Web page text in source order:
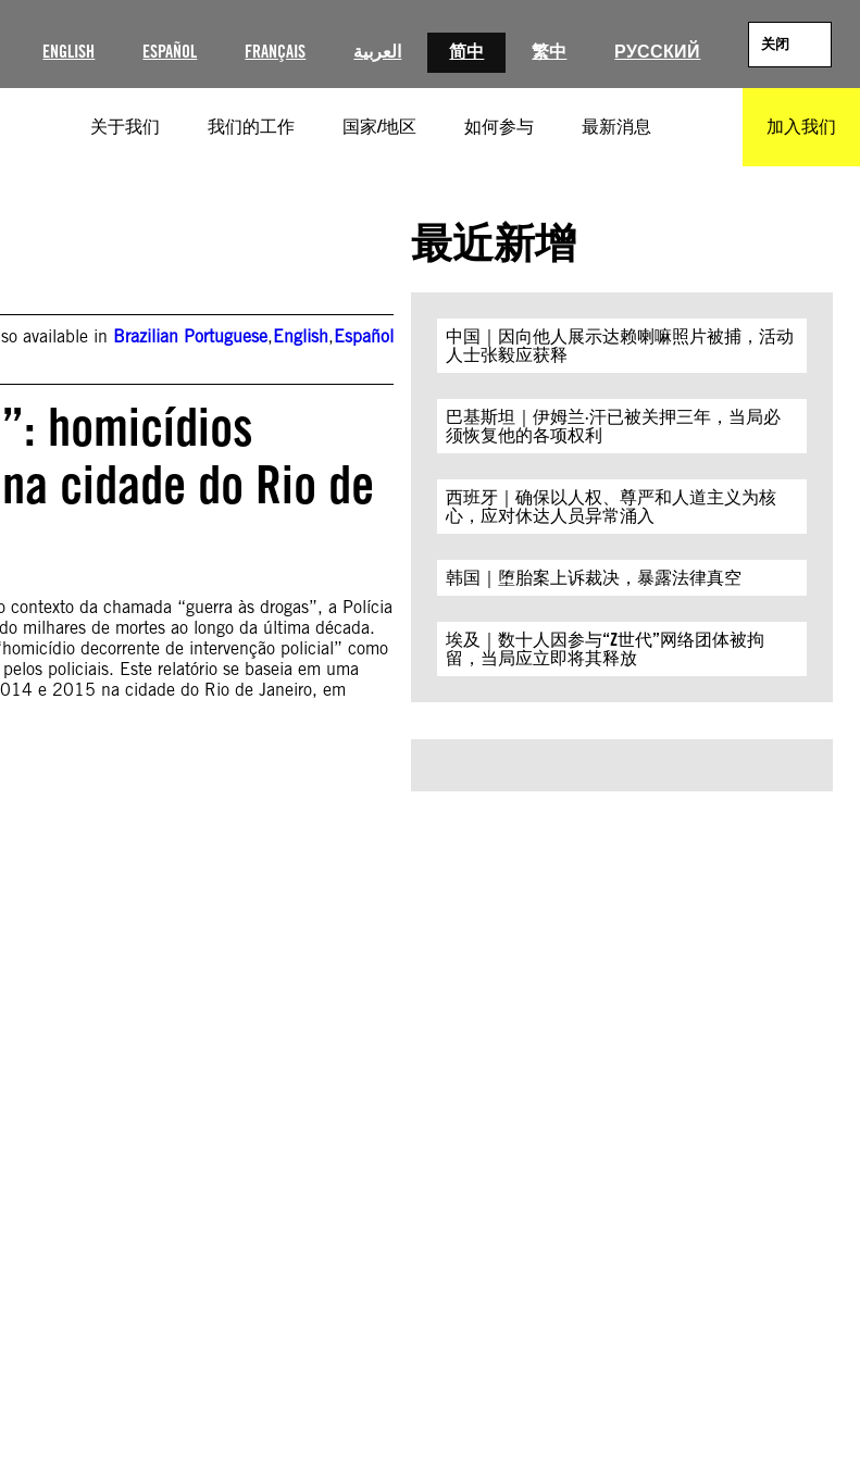
ENGLISH ESPAÑOL FRANÇAIS العربية 简中 繁中 РУССКИЙ 关闭
关于我们 我们的工作 国家/地区 如何参与 最新消息 加入我们
available in Brazilian Portuguese,English,Español
homicídios
cidade do Rio de
da chamada “guerra às drogas”, a Polícia
milhares de mortes ao longo da última década.
decorrente de intervenção policial” como
policiais. Este relatório se baseia em uma
e 2015 na cidade do Rio de Janeiro, em
最近新增
中国｜因向他人展示达赖喇嘛照片被捕，活动
人士张毅应获释
巴基斯坦｜伊姆兰·汗已被关押三年，当局必
须恢复他的各项权利
西班牙｜确保以人权、尊严和人道主义为核
心，应对休达人员异常涌入
韩国｜堕胎案上诉裁决，暴露法律真空
埃及｜数十人因参与“Z世代”网络团体被拘
留，当局应立即将其释放